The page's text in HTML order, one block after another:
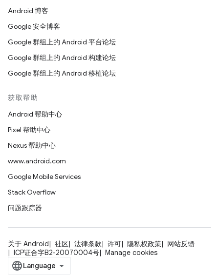
Android 博客
Google 安全博客
Google 群组上的 Android 平台论坛
Google 群组上的 Android 构建论坛
Google 群组上的 Android 移植论坛
获取帮助
Android 帮助中心
Pixel 帮助中心
Nexus 帮助中心
www.android.com
Google Mobile Services
Stack Overflow
问题跟踪器
关于 Android 社区 法律条款 许可 隐私权政策
网站反馈
ICP证合字B2-20070004号
Manage cookies